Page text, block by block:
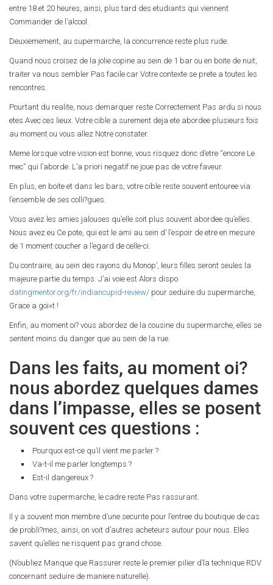
entre 18 et 20 heures, ainsi, plus tard des etudiants qui viennent
Commander de l’alcool.
Deuxiemement, au supermarche, la concurrence reste plus rude.
Quand nous croisez de la jolie copine au sein de 1 bar ou en boite de nuit,
traiter va nous sembler Pas facile car Votre contexte se prete a toutes les
rencontres.
Pourtant du realite, nous demarquer reste Correctement Pas ardu si nous
etes Avec ces lieux. Votre cible a surement deja ete abordee plusieurs fois
au moment ou vous allez Notre constater.
Meme lorsque votre vision est bonne, vous risquez donc d’etre “encore Le
mec” qui l’aborde. L’a priori negatif ne joue pas de votre faveur.
En plus, en boite et dans les bars, votre cible reste souvent entouree via
l’ensemble de ses colli?gues.
Vous avez les amies jalouses qu’elle soit plus souvent abordee qu’elles.
Nous avez eu Ce pote, qui est le ami au sein d’ l’espoir de etre en mesure
de 1 moment coucher a l’egard de celle-ci.
Du contraire, au sein des rayons du Monop’, leurs filles seront seules la
majeure partie du temps. J’ai voie est Alors dispo
datingmentor.org/fr/indiancupid-review/ pour seduire du supermarche,
Grace a goi»t !
Enfin, au moment oi? vous abordez de la cousine du supermarche, elles se
sentent moins du danger que au sein de la rue.
Dans les faits, au moment oi?
nous abordez quelques dames
dans l’impasse, elles se posent
souvent ces questions :
Pourquoi est-ce qu’il vient me parler ?
Va-t-il me parler longtemps ?
Est-il dangereux ?
Dans votre supermarche, le cadre reste Pas rassurant.
Il y a souvent mon membre d’une securite pour l’entree du boutique de cas
de probli?mes, ainsi, on voit d’autres acheteurs autour pour nous. Elles
savent qu’elles ne risquent pas grand chose.
(N’oubliez Manque que Rassurer reste le premier pilier d’la technique RDV
concernant seduire de maniere naturelle).